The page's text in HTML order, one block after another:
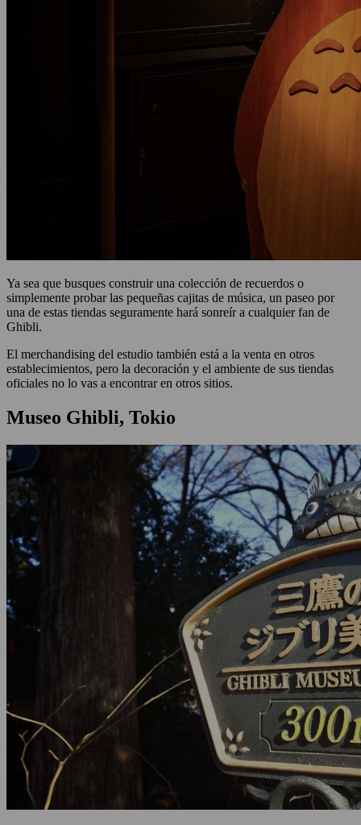
Ya sea que busques construir una colección de recuerdos o
simplemente probar las pequeñas cajitas de música, un paseo por
una de estas tiendas seguramente hará sonreír a cualquier fan de
Ghibli.
El merchandising del estudio también está a la venta en otros
establecimientos, pero la decoración y el ambiente de sus tiendas
oficiales no lo vas a encontrar en otros sitios.
Museo Ghibli, Tokio